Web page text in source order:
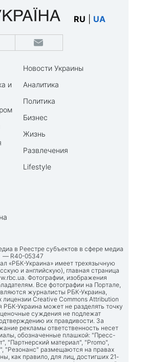
RU UA
и
Новости Украины
Аналитика
Политика
Бизнес
Жизнь
Развлечения
Lifestyle
в Реестре субъектов в сфере медиа
— R40-05347
«РБК-Украина» имеет трехязычную
и английскую), главная страница
. Фотографии, изображения
Все фотографии на Портале,
журналисты РБК-Украина,
Creative Commons Attribution
РБК-Украина может не разделять точку
суждения не подлежат
их правдивости. За
рекламы ответственность несет
обозначенные плашкой: "Пресс-
"Партнерский материал", "Promo",
"Резонанс" размещаются на правах
как правило, для лиц, достигших 21-